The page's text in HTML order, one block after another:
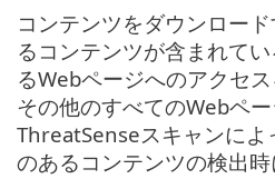
コンテンツをダウンロー
るコンテンツが含まれて
るWebページへのアクセス
その他のすべてのWebペ
ThreatSenseスキャンによ
のあるコンテンツの検出